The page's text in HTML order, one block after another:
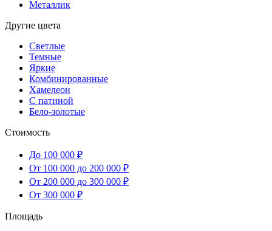
Металлик
Другие цвета
Светлые
Темные
Яркие
Комбинированные
Хамелеон
С патиной
Бело-золотые
Стоимость
До 100 000 ₽
От 100 000 до 200 000 ₽
От 200 000 до 300 000 ₽
От 300 000 ₽
Площадь